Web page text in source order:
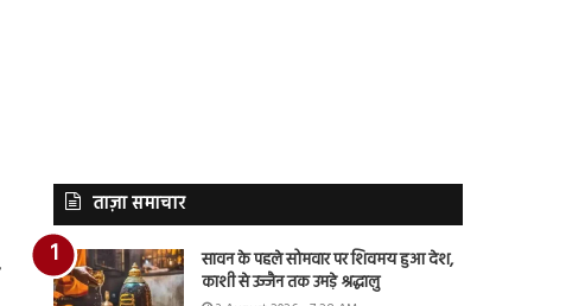
ताज़ा समाचार
सावन के पहले सोमवार पर शिवमय हुआ देश,
काशी से उज्जैन तक उमड़े श्रद्धालु